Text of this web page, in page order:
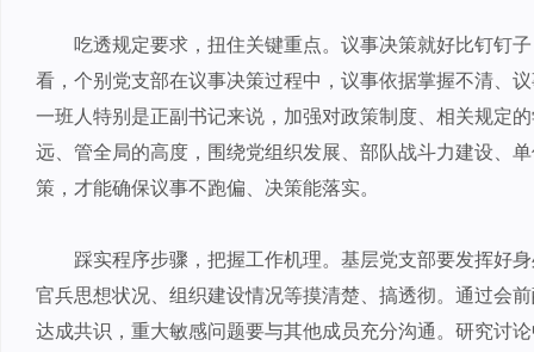
吃透规定要求，扭住关键重点。议事决策就好比钉钉
看，个别党支部在议事决策过程中，议事依据掌握不清、
一班人特别是正副书记来说，加强对政策制度、相关规定
远、管全局的高度，围绕党组织发展、部队战斗力建设、
策，才能确保议事不跑偏、决策能落实。
踩实程序步骤，把握工作机理。基层党支部要发挥好
官兵思想状况、组织建设情况等摸清楚、搞透彻。通过会
达成共识，重大敏感问题要与其他成员充分沟通。研究讨